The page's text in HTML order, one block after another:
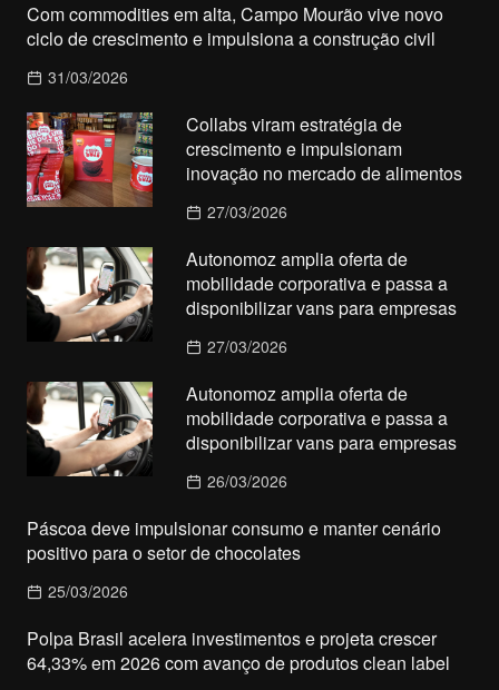
Com commodities em alta, Campo Mourão vive novo
ciclo de crescimento e impulsiona a construção civil
31/03/2026
Collabs viram estratégia de
crescimento e impulsionam
inovação no mercado de alimentos
27/03/2026
Autonomoz amplia oferta de
mobilidade corporativa e passa a
disponibilizar vans para empresas
27/03/2026
Autonomoz amplia oferta de
mobilidade corporativa e passa a
disponibilizar vans para empresas
26/03/2026
Páscoa deve impulsionar consumo e manter cenário
positivo para o setor de chocolates
25/03/2026
Polpa Brasil acelera investimentos e projeta crescer
64,33% em 2026 com avanço de produtos clean label